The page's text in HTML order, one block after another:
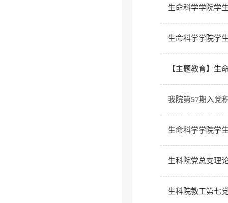
生命科学学院学
生命科学学院学
【主题教育】生
我院第57期入党
生命科学学院学
生科院党总支理
生科院教工第七